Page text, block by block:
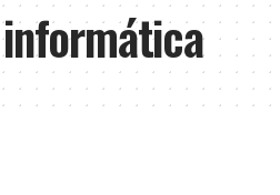
informática